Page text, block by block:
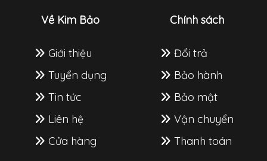
Về Kim Bảo
Giới thiệu
Tuyển dụng
Tin tức
Liên hệ
Cửa hàng
Chính sách
Đổi trả
Bảo hành
Bảo mật
Vận chuyển
Thanh toán